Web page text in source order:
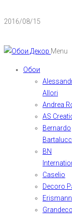
2016/08/15
Menu
Обои
Allori
Andrea
AS
Bernardo
BN
Caselio
Decoro
Erismann
Grandeco